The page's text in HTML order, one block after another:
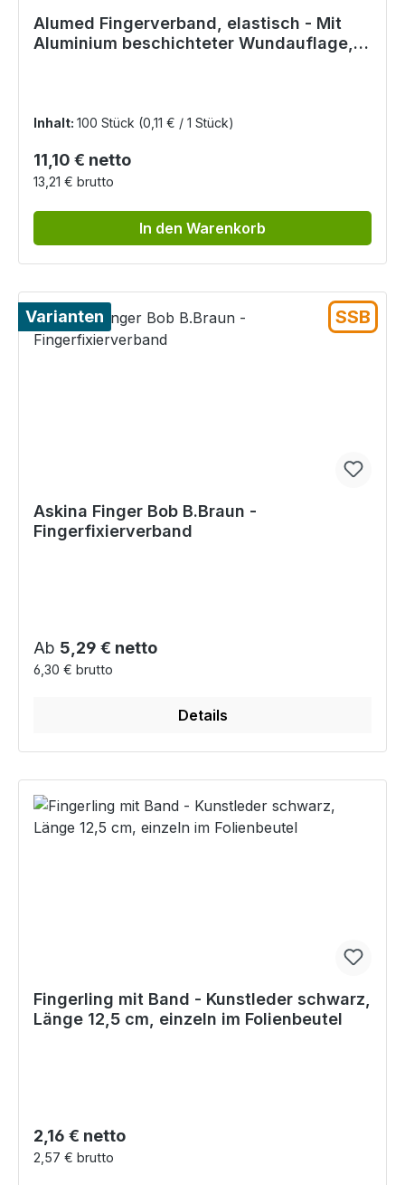
Alumed Fingerverband, elastisch - Mit
Aluminium beschichteter Wundauflage,
Inhalt: 100 Stück (0,11 € / 1 Stück)
Regulärer Preis:
11,10 € netto
13,21 € brutto
In den Warenkorb
Varianten SSB
Askina Finger Bob B.Braun -
Fingerfixierverband
Regulärer Preis:
Ab 5,29 € netto
6,30 € brutto
Details
Fingerling mit Band - Kunstleder schwarz,
Länge 12,5 cm, einzeln im Folienbeutel
Regulärer Preis:
2,16 € netto
2,57 € brutto